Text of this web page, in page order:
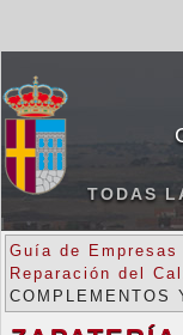
TODAS
Guía de
Reparación del
COMPLEMENTOS